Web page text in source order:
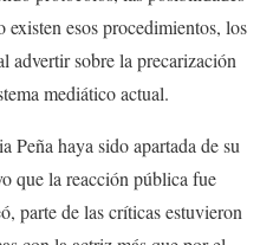
existen esos procedimientos, los
advertir sobre la precarización
mediático actual.
Peña haya sido apartada de su
que la reacción pública fue
parte de las críticas estuvieron